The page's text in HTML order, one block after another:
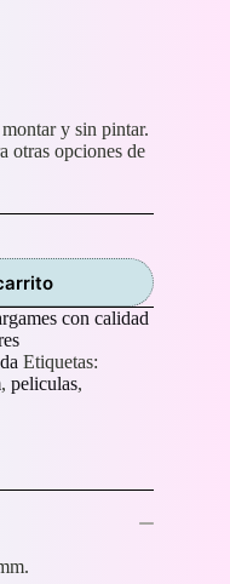
y sin pintar.
otras opciones de
con calidad
Etiquetas:
, peliculas,